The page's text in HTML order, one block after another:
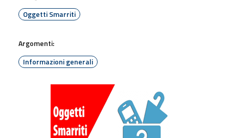
Oggetti Smarriti
Argomenti:
Informazioni generali